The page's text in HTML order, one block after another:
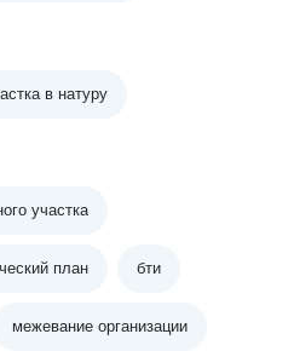
в натуру
участка
план бти
межевание организации